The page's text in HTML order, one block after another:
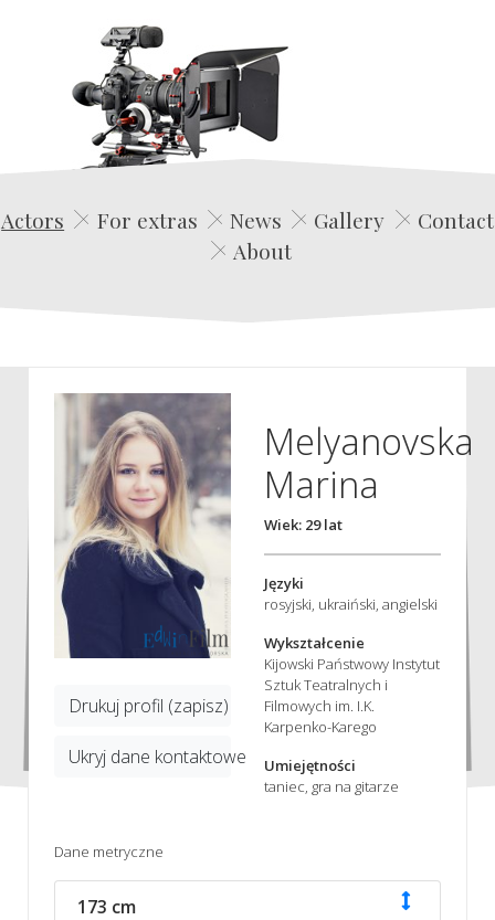
Edwin Film Agencja Aktorska
Actors For extras News Gallery
Contact
About
Drukuj profil (zapisz)
Ukryj dane kontaktowe
Melyanovska
Marina
Wiek: 29 lat
Języki
rosyjski, ukraiński, angielski
Wykształcenie
Kijowski Państwowy Instytut
Sztuk Teatralnych i
Filmowych im. I.K.
Karpenko-Karego
Umiejętności
taniec, gra na gitarze
Dane metryczne
173 cm